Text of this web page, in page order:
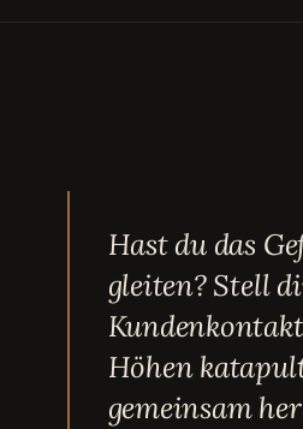
Hast du das
gleiten? Stell
Höhen
gemeinsam